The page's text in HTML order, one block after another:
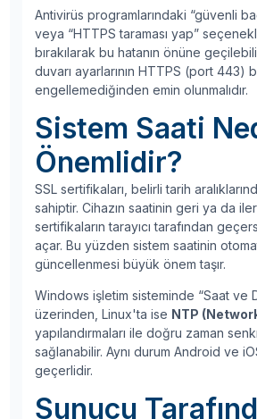
Antivirüs programlarındaki “güvenli
veya “HTTPS taraması yap”
bırakılarak bu hatanın önüne
duvarı ayarlarının HTTPS (port 443)
engellemediğinden emin olunmalıdır.
Sistem Saati
Önemlidir?
SSL sertifikaları, belirli tarih
sahiptir. Cihazın saatinin geri ya da
sertifikaların tarayıcı tarafından
açar. Bu yüzden sistem saatinin
güncellenmesi büyük önem taşır.
Windows işletim sisteminde “Saat ve
üzerinden, Linux'ta ise NTP
yapılandırmaları ile doğru zaman
sağlanabilir. Aynı durum Android ve
geçerlidir.
Sunucu